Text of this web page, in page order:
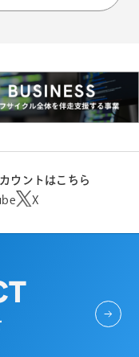
ウントはこちら
X